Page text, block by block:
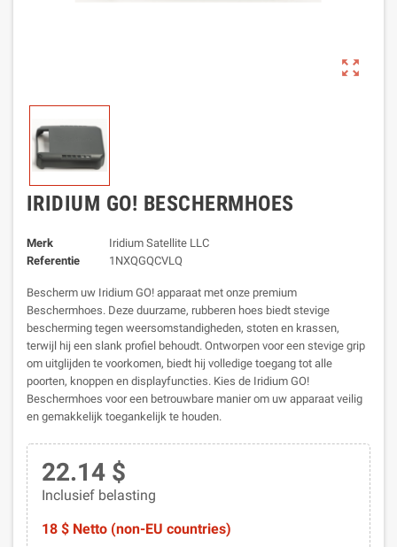
zoom_out_map
IRIDIUM GO! BESCHERMHOES
Merk
Iridium Satellite LLC
Referentie
1NXQGQCVLQ
Bescherm uw Iridium GO! apparaat met onze premium
Beschermhoes. Deze duurzame, rubberen hoes biedt stevige
bescherming tegen weersomstandigheden, stoten en krassen,
terwijl hij een slank profiel behoudt. Ontworpen voor een stevige grip
om uitglijden te voorkomen, biedt hij volledige toegang tot alle
poorten, knoppen en displayfuncties. Kies de Iridium GO!
Beschermhoes voor een betrouwbare manier om uw apparaat veilig
en gemakkelijk toegankelijk te houden.
22.14 $
Inclusief belasting
18 $ Netto (non-EU countries)